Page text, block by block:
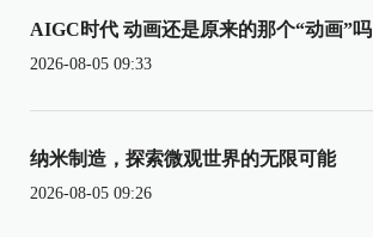
AIGC时代 动画还是原来的那个“动画”吗
2026-08-05 09:33
纳米制造，探索微观世界的无限可能
2026-08-05 09:26